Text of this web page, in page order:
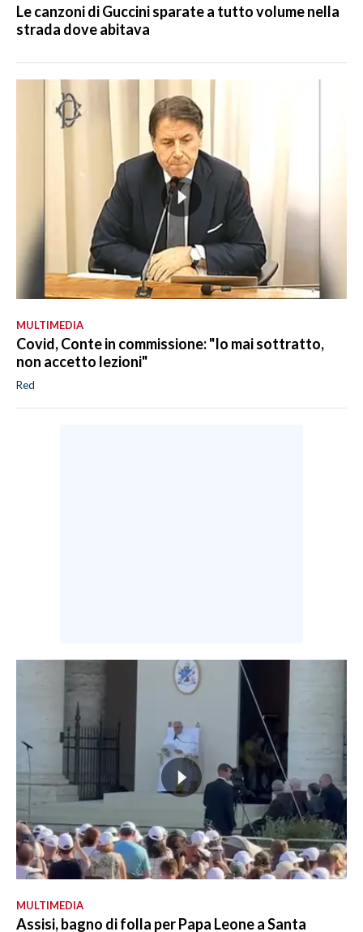
Le canzoni di Guccini sparate a tutto volume nella
strada dove abitava
MULTIMEDIA
Covid, Conte in commissione: "Io mai sottratto,
non accetto lezioni"
Red
MULTIMEDIA
Assisi, bagno di folla per Papa Leone a Santa